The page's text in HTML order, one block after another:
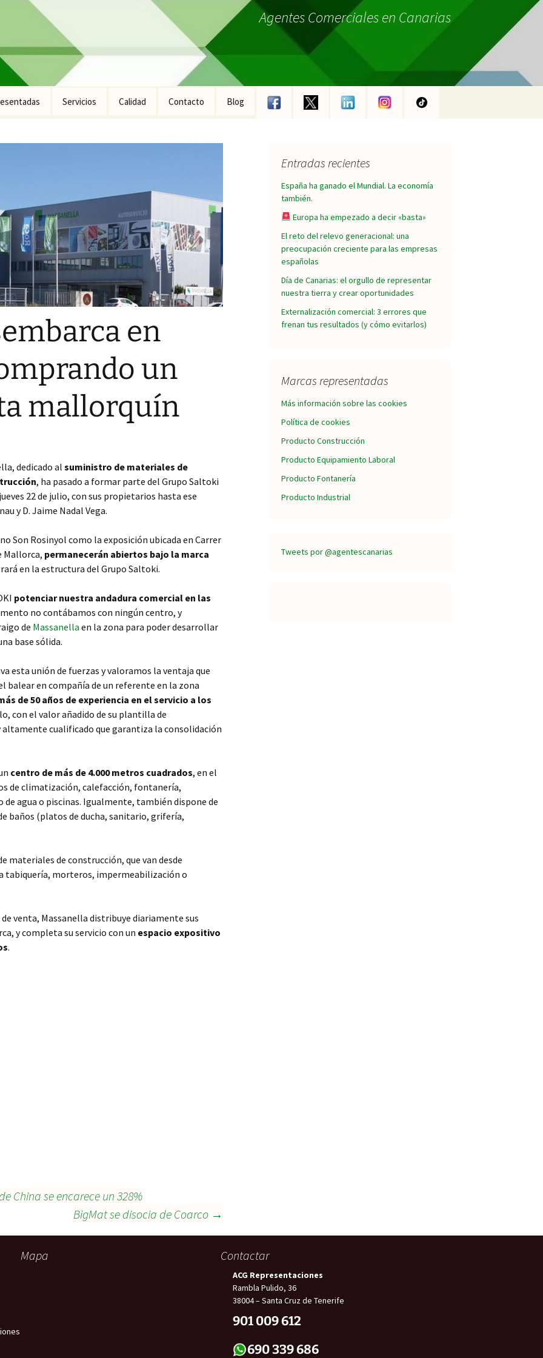
Agentes Comerciales en Canarias
Equipamiento
Servicios Calidad Contacto Blog
en
un
mallorquín
dedicado al suministro de materiales de
, ha pasado a formar parte del Grupo Saltoki
22 de julio, con sus propietarios hasta ese
y D. Jaime Nadal Vega.
Son Rosinyol como la exposición ubicada en Carrer
Mallorca, permanecerán abiertos bajo la marca
en la estructura del Grupo Saltoki.
potenciar nuestra andadura comercial en las
no contábamos con ningún centro, y
de Massanella en la zona para poder desarrollar
base sólida.
esta unión de fuerzas y valoramos la ventaja que
balear en compañía de un referente en la zona
de 50 años de experiencia en el servicio a los
con el valor añadido de su plantilla de
cualificado que garantiza la consolidación
centro de más de 4.000 metros cuadrados, en el
de climatización, calefacción, fontanería,
agua o piscinas. Igualmente, también dispone de
baños (platos de ducha, sanitario, grifería,
materiales de construcción, que van desde
tabiquería, morteros, impermeabilización o
venta, Massanella distribuye diariamente sus
y completa su servicio con un espacio expositivo
.
China se encarece un 328%
BigMat se disocia de Coarco →
Entradas recientes
España ha ganado el Mundial. La economía
también.
Europa ha empezado a decir «basta»
El reto del relevo generacional: una
preocupación creciente para las empresas
españolas
Día de Canarias: el orgullo de representar
nuestra tierra y crear oportunidades
Externalización comercial: 3 errores que
frenan tus resultados (y cómo evitarlos)
Marcas representadas
Más información sobre las cookies
Política de cookies
Producto Construcción
Producto Equipamiento Laboral
Producto Fontanería
Producto Industrial
Tweets por @agentescanarias
Mapa Contactar
ACG Representaciones
Rambla Pulido, 36
38004 – Santa Cruz de Tenerife
901 009 612
690 339 686